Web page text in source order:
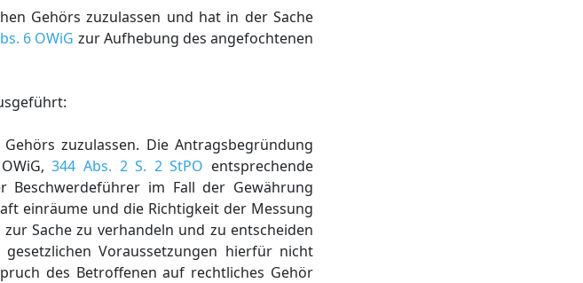
Gehörs zuzulassen und hat in der Sache
6 OWiG zur Aufhebung des angefochtenen
zuzulassen. Die Antragsbegründung
344 Abs. 2 S. 2 StPO entsprechende
im Fall der Gewährung
einräume und die Richtigkeit der Messung
Sache zu verhandeln und zu entscheiden
Voraussetzungen hierfür nicht
des Betroffenen auf rechtliches Gehör